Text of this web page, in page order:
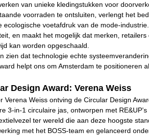
van unieke kledingstukken voor
voorraden te ontsluiten, verlengt het
ecologische voetafdruk van de mode-
en maakt het mogelijk dat merken,
kan worden opgeschaald.
zien dat technologie echte
helpt ons om Amsterdam te positioneren
Design Award: Verena Weiss
Verena Weiss ontving de Circular Design
3-in-1 circulaire jas, ontworpen met
ter wereld die aan deze hoogste
met het BOSS-team en gelanceerd